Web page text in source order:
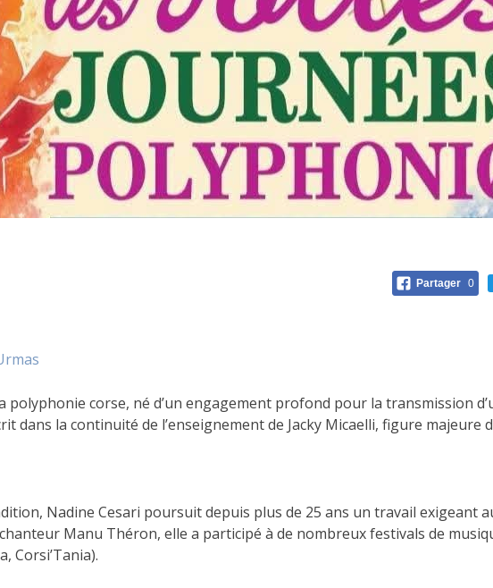
Partager 0
polyphonie corse, né d’un engagement profond pour la transmission
dans la continuité de l’enseignement de Jacky Micaelli, figure
Nadine Cesari poursuit depuis plus de 25 ans un travail exigeant
Manu Théron, elle a participé à de nombreux festivals de
Corsi’Tania).